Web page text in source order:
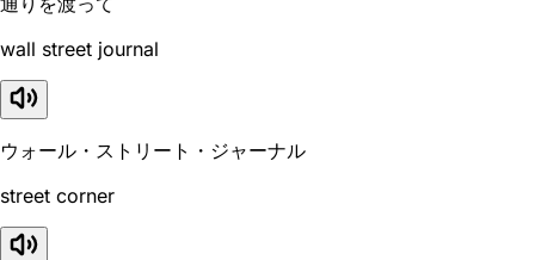
wall street journal
ウォール・ストリート・ジャーナル
street corner